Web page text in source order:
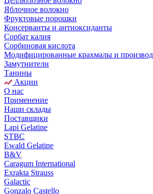
Яблочное волокно
Фруктовые порошки
Консерванты и антиоксиданты
Сорбат калия
Сорбиновая кислота
Модифицированные крахмалы и
Замутнители
Танины
Акции
О нас
Применение
Наши склады
Поставщики
Lapi Gelatine
STBC
Ewald Gelatine
B&V
Caragum International
Exrakta Strauss
Galactic
Gonzalo Castello